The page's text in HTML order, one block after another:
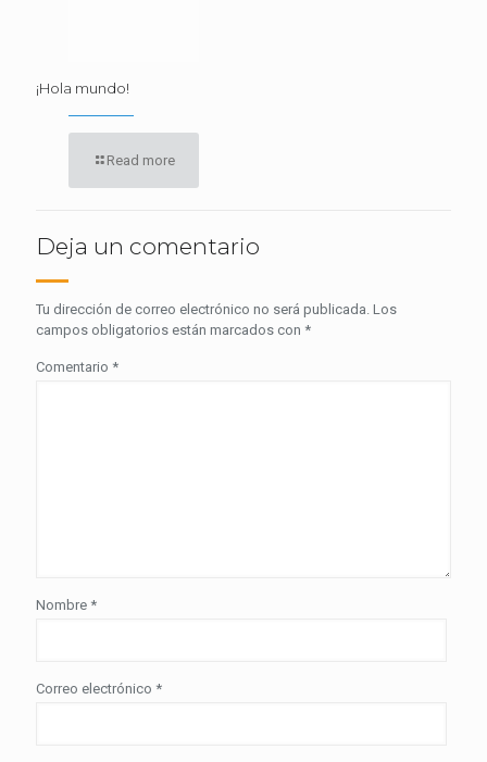
¡Hola mundo!
Read more
Deja un comentario
Tu dirección de correo electrónico no será publicada. Los
campos obligatorios están marcados con *
Comentario *
Nombre *
Correo electrónico *